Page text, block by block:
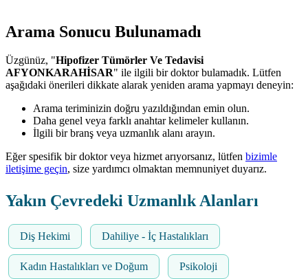
Arama Sonucu Bulunamadı
Üzgünüz, "Hipofizer Tümörler Ve Tedavisi
AFYONKARAHİSAR" ile ilgili bir doktor bulamadık. Lütfen
aşağıdaki önerileri dikkate alarak yeniden arama yapmayı deneyin:
Arama teriminizin doğru yazıldığından emin olun.
Daha genel veya farklı anahtar kelimeler kullanın.
İlgili bir branş veya uzmanlık alanı arayın.
Eğer spesifik bir doktor veya hizmet arıyorsanız, lütfen bizimle
iletişime geçin, size yardımcı olmaktan memnuniyet duyarız.
Yakın Çevredeki Uzmanlık Alanları
Diş Hekimi Dahiliye - İç Hastalıkları
Kadın Hastalıkları ve Doğum Psikoloji